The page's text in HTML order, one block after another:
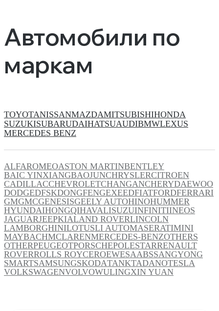
Автомобили по
маркам
TOYOTANISSANMAZDAMITSUBISHIHONDA
SUZUKISUBARUDAIHATSUAUDIBMWLEXUS
MERCEDES BENZ
ALFAROMEOASTON MARTINBENTLEY
BAIC YINXIANGBAOJUNCHRYSLERCITROEN
CADILLACCHEVROLETCHANGANCHERYDAEWOO
DODGEDFSKDONGFENGEXEEDFIATFORDFERRARI
GMGMCGENESISGEELY AUTOHINOHUMMER
HYUNDAIHONGQIHAVALISUZUINFINITIINEOS
JAGUARJEEPKIALAND ROVERLINCOLN
LAMBORGHINILOTUSLI AUTOMASERATIMINI
MAYBACHMCLARENMERCEDES-BENZOTHERS
OTHERPEUGEOTPORSCHEPOLESTARRENAULT
ROVERROLLS ROYCEROEWESAABSSANGYONG
SMARTSAMSUNGSKODATANKTADANOTESLA
VOLKSWAGENVOLVOWULINGXIN YUAN